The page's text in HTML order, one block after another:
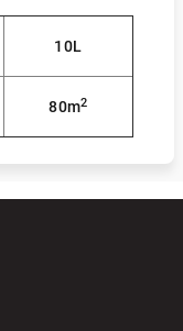
10L
80m2